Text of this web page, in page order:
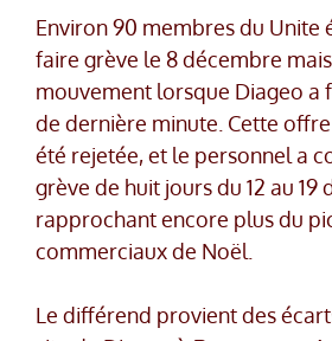
Environ 90 membres du Unite
faire grève le 8 décembre
mouvement lorsque Diageo a
de dernière minute. Cette
été rejetée, et le personnel a
grève de huit jours du 12 au 19
rapprochant encore plus du
commerciaux de Noël.
Le différend provient des